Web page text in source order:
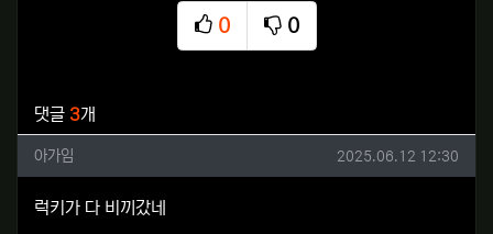
0
추천
0
비추천
댓글 3개
아가임님의 댓글
아가임 작성일
2025.06.12 12:30
럭키가 다 비끼갔네